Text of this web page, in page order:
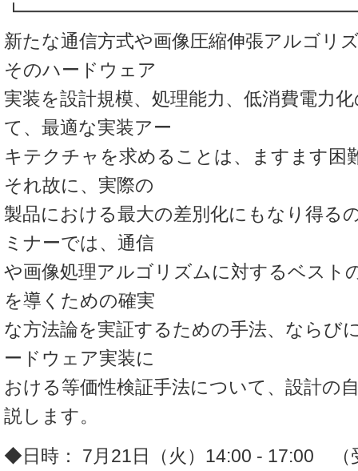
新たな通信方式や画像圧縮伸張アルゴリ
そのハードウェア
実装を設計規模、処理能力、低消費電力
て、最適な実装アー
キテクチャを求めることは、ますます困
それ故に、実際の
製品における最大の差別化にもなり得る
ミナーでは、通信
や画像処理アルゴリズムに対するベスト
を導くための確実
な方法論を実証するための手法、ならび
ードウェア実装に
おける等価性検証手法について、設計の
説します。
◆日時： 7月21日（火）14:00 - 17:00 （